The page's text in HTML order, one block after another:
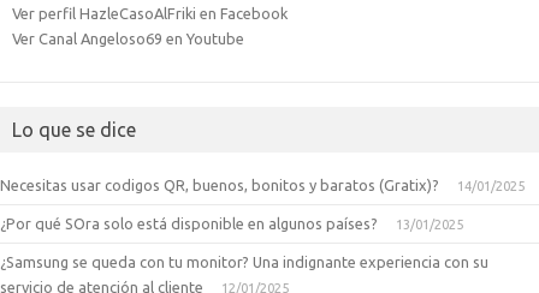
Ver perfil HazleCasoAlFriki en Facebook
Ver Canal Angeloso69 en Youtube
Lo que se dice
Necesitas usar codigos QR, buenos, bonitos y baratos (Gratix)? 14/01/2025
¿Por qué SOra solo está disponible en algunos países? 13/01/2025
¿Samsung se queda con tu monitor? Una indignante experiencia con su
servicio de atención al cliente
12/01/2025